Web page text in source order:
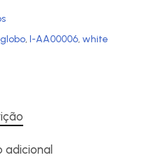
globo, I-AA00006, white
adicional